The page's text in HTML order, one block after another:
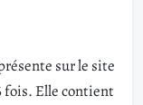
sur le site
fois. Elle contient